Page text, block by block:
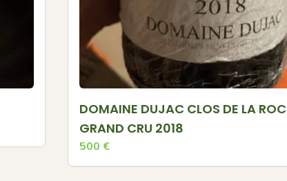
DOMAINE DUJAC CLOS DE LA
GRAND CRU 2018
500 €